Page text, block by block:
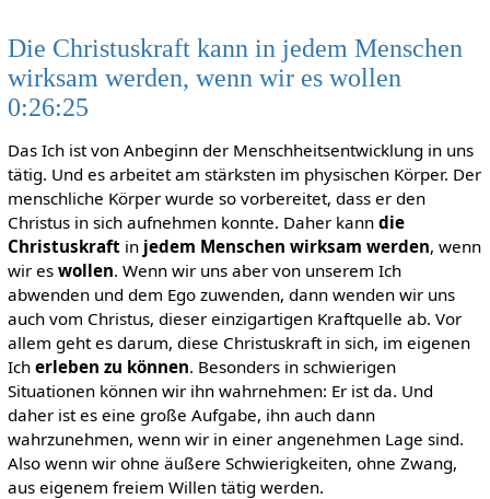
Die Christuskraft kann in jedem Menschen
wirksam werden, wenn wir es wollen
0:26:25
Das Ich ist von Anbeginn der Menschheitsentwicklung in uns
tätig. Und es arbeitet am stärksten im physischen Körper. Der
menschliche Körper wurde so vorbereitet, dass er den
Christus in sich aufnehmen konnte. Daher kann die
Christuskraftin jedem Menschen wirksam werden, wenn
wir es wollen. Wenn wir uns aber von unserem Ich
abwenden und dem Ego zuwenden, dann wenden wir uns
auch vom Christus, dieser einzigartigen Kraftquelle ab. Vor
allem geht es darum, diese Christuskraft in sich, im eigenen
Ich erleben zu können. Besonders in schwierigen
Situationen können wir ihn wahrnehmen: Er ist da. Und
daher ist es eine große Aufgabe, ihn auch dann
wahrzunehmen, wenn wir in einer angenehmen Lage sind.
Also wenn wir ohne äußere Schwierigkeiten, ohne Zwang,
aus eigenem freiem Willen tätig werden.